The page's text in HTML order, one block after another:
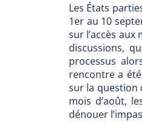
Les États
1er au 10
sur l’accès
discussions,
processus
rencontre a
sur la question
mois d’août,
dénouer